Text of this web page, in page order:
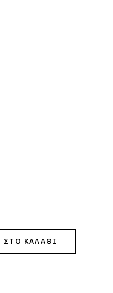
ΚΑΛΆΘΙ